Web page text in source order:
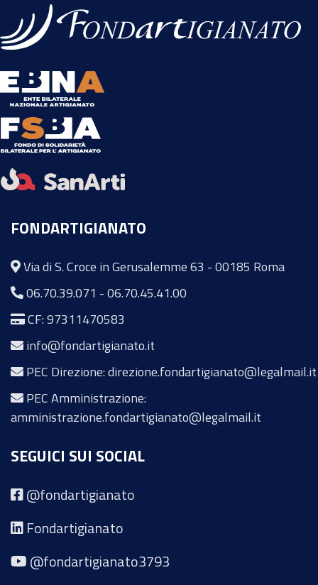
FONDARTIGIANATO
Via di S. Croce in Gerusalemme 63 - 00185 Roma
06.70.39.071 -06.70.45.41.00
CF: 97311470583
info@fondartigianato.it
PEC Direzione: direzione.fondartigianato@legalmail.it
PEC Amministrazione:
amministrazione.fondartigianato@legalmail.it
SEGUICI SUI SOCIAL
@fondartigianato
Fondartigianato
@fondartigianato3793